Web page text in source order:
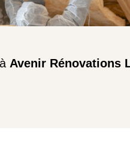
Avenir Rénovations